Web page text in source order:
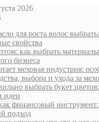
2026
для роста волос
свойства
как выбрать
бизнеса
меховая индустрия:
выбора и ухода за
выбрать букет
идеи
финансовый
подход